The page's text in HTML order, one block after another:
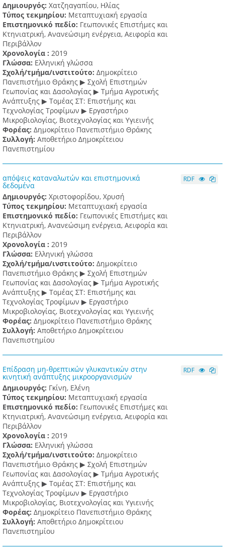
Δημιουργός: Χατζηαγαπίου, Ηλίας
Τύπος τεκμηρίου: Μεταπτυχιακή εργασία
Επιστημονικό πεδίο: Γεωπονικές Επιστήμες και
Κτηνιατρική, Ανανεώσιμη ενέργεια, Αειφορία και
Περιβάλλον
Χρονολογία : 2019
Γλώσσα: Ελληνική γλώσσα
Σχολή/τμήμα/ινστιτούτο: Δημοκρίτειο
Πανεπιστήμιο Θράκης ▶ Σχολή Επιστημών
Γεωπονίας και Δασολογίας ▶ Τμήμα Αγροτικής
Ανάπτυξης ▶ Τομέας ΣΤ: Επιστήμης και
Τεχνολογίας Τροφίμων ▶ Εργαστήριο
Μικροβιολογίας, Βιοτεχνολογίας και Υγιεινής
Φορέας: Δημοκρίτειο Πανεπιστήμιο Θράκης
Συλλογή: Αποθετήριο Δημοκρίτειου
Πανεπιστημίου
απόψεις καταναλωτών και επιστημονικά
δεδομένα
Δημιουργός: Χριστοφορίδου, Χρυσή
Τύπος τεκμηρίου: Μεταπτυχιακή εργασία
Επιστημονικό πεδίο: Γεωπονικές Επιστήμες και
Κτηνιατρική, Ανανεώσιμη ενέργεια, Αειφορία και
Περιβάλλον
Χρονολογία : 2019
Γλώσσα: Ελληνική γλώσσα
Σχολή/τμήμα/ινστιτούτο: Δημοκρίτειο
Πανεπιστήμιο Θράκης ▶ Σχολή Επιστημών
Γεωπονίας και Δασολογίας ▶ Τμήμα Αγροτικής
Ανάπτυξης ▶ Τομέας ΣΤ: Επιστήμης και
Τεχνολογίας Τροφίμων ▶ Εργαστήριο
Μικροβιολογίας, Βιοτεχνολογίας και Υγιεινής
Φορέας: Δημοκρίτειο Πανεπιστήμιο Θράκης
Συλλογή: Αποθετήριο Δημοκρίτειου
Πανεπιστημίου
RDF
Επίδραση μη-θρεπτικών γλυκαντικών στην
κινητική ανάπτυξης μικροοργανισμών
Δημιουργός: Γκίνη, Ελένη
Τύπος τεκμηρίου: Μεταπτυχιακή εργασία
Επιστημονικό πεδίο: Γεωπονικές Επιστήμες και
Κτηνιατρική, Ανανεώσιμη ενέργεια, Αειφορία και
Περιβάλλον
Χρονολογία : 2019
Γλώσσα: Ελληνική γλώσσα
Σχολή/τμήμα/ινστιτούτο: Δημοκρίτειο
Πανεπιστήμιο Θράκης ▶ Σχολή Επιστημών
Γεωπονίας και Δασολογίας ▶ Τμήμα Αγροτικής
Ανάπτυξης ▶ Τομέας ΣΤ: Επιστήμης και
Τεχνολογίας Τροφίμων ▶ Εργαστήριο
Μικροβιολογίας, Βιοτεχνολογίας και Υγιεινής
Φορέας: Δημοκρίτειο Πανεπιστήμιο Θράκης
Συλλογή: Αποθετήριο Δημοκρίτειου
Πανεπιστημίου
RDF